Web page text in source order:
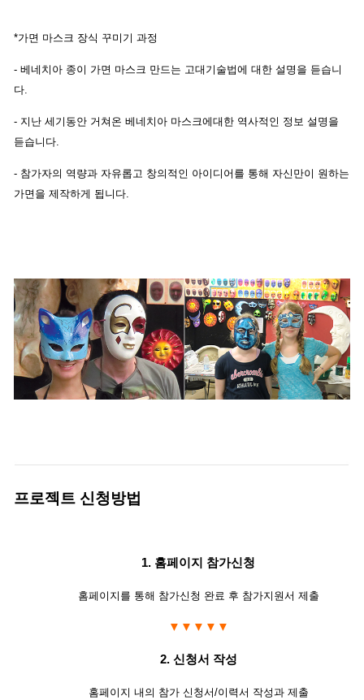
*가면 마스크 장식 꾸미기 과정
- 베네치아 종이 가면 마스크 만드는 고대기술법에 대한 설명을 듣습니
다.
- 지난 세기동안 거쳐온 베네치아 마스크에대한 역사적인 정보 설명을
듣습니다.
- 참가자의 역량과 자유롭고 창의적인 아이디어를 통해 자신만이 원하는
가면을 제작하게 됩니다.
프로젝트 신청방법
1. 홈페이지 참가신청
홈페이지를 통해 참가신청 완료 후 참가지원서 제출
▼▼▼▼▼
2. 신청서 작성
홈페이지 내의 참가 신청서/이력서 작성과 제출